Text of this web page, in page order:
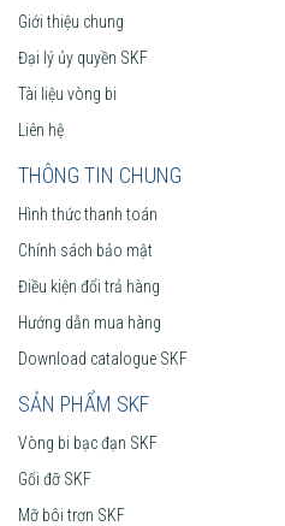
Giới thiệu chung
Đại lý ủy quyền SKF
Tài liệu vòng bi
Liên hệ
THÔNG TIN CHUNG
Hình thức thanh toán
Chính sách bảo mật
Điều kiện đổi trả hàng
Hướng dẫn mua hàng
Download catalogue SKF
SẢN PHẨM SKF
Vòng bi bạc đạn SKF
Gối đỡ SKF
Mỡ bôi trơn SKF